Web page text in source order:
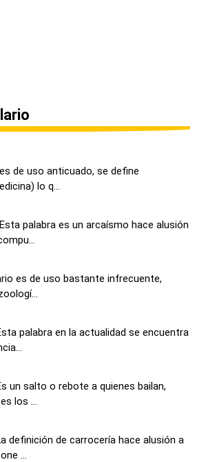
de uso anticuado, se define
lo q...
palabra es un arcaísmo hace alusión
es de uso bastante infrecuente,
palabra en la actualidad se encuentra
un salto o rebote a quienes bailan,
los ...
definición de carrocería hace alusión a
...